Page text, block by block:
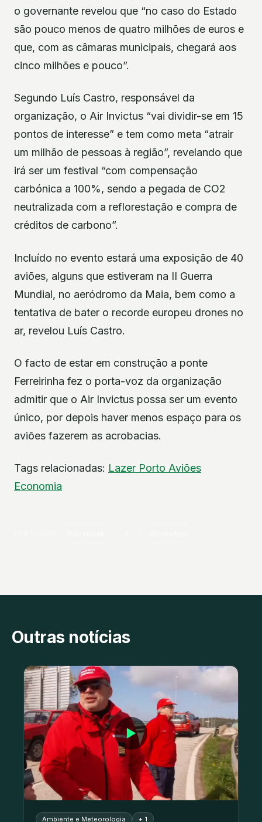
o governante revelou que “no caso do Estado
são pouco menos de quatro milhões de euros e
que, com as câmaras municipais, chegará aos
cinco milhões e pouco”.
Segundo Luís Castro, responsável da
organização, o Air Invictus “vai dividir-se em 15
pontos de interesse” e tem como meta “atrair
um milhão de pessoas à região”, revelando que
irá ser um festival “com compensação
carbónica a 100%, sendo a pegada de CO2
neutralizada com a reflorestação e compra de
créditos de carbono”.
Incluído no evento estará uma exposição de 40
aviões, alguns que estiveram na II Guerra
Mundial, no aeródromo da Maia, bem como a
tentativa de bater o recorde europeu drones no
ar, revelou Luís Castro.
O facto de estar em construção a ponte
Ferreirinha fez o porta-voz da organização
admitir que o Air Invictus possa ser um evento
único, por depois haver menos espaço para os
aviões fazerem as acrobacias.
Tags relacionadas: Lazer Porto Aviões
Economia
Outras notícias
▶
Ambiente e Meteorologia + 1